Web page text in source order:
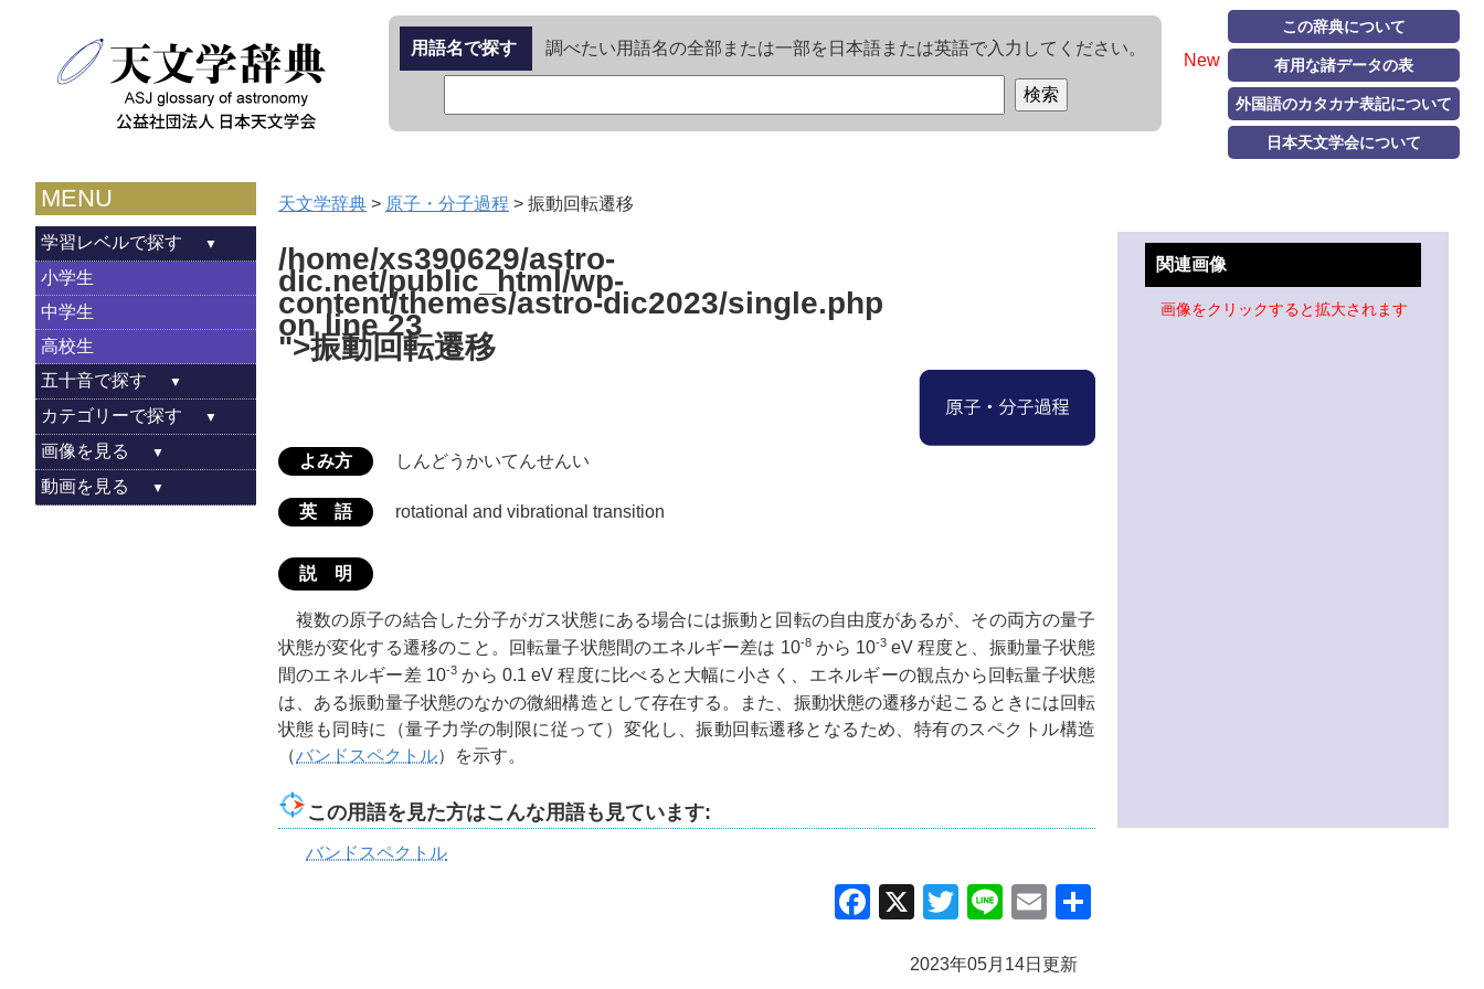
New
この辞典について
有用な諸データの表
外国語のカタカナ表記について
日本天文学会について
用語名で探す 調べたい用語名の全部または一部を日本語または英語で入力してください。
MENU
学習レベルで探す
小学生
中学生
高校生
五十音で探す
カテゴリーで探す
画像を見る
動画を見る
天文学辞典 > 原子・分子過程 > 振動回転遷移
/home/xs390629/astro-
dic.net/public_html/wp-
content/themes/astro-dic2023/single.php
on line23
">振動回転遷移
よみ方 しんどうかいてんせんい
英 語 rotational and vibrational transition
説 明
複数の原子の結合した分子がガス状態にある場合には振動と回転の自由度があるが、その両方の量子
状態が変化する遷移のこと。回転量子状態間のエネルギー差は 10-8から 10-3 eV 程度と、振動量子状態
間のエネルギー差 10-3 から 0.1 eV 程度に比べると大幅に小さく、エネルギーの観点から回転量子状態
は、ある振動量子状態のなかの微細構造として存在する。また、振動状態の遷移が起こるときには回転
状態も同時に（量子力学の制限に従って）変化し、振動回転遷移となるため、特有のスペクトル構造
（バンドスペクトル）を示す。
この用語を見た方はこんな用語も見ています:
バンドスペクトル
Facebook
X TwitterLineEmail
2023年05月14日更新
関連画像
画像をクリックすると拡大されます